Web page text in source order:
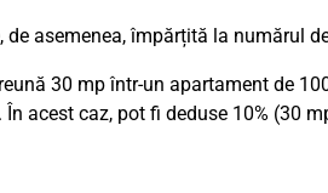
asemenea, împărțită la numărul
30 mp într-un apartament de
acest caz, pot fi deduse 10% (30